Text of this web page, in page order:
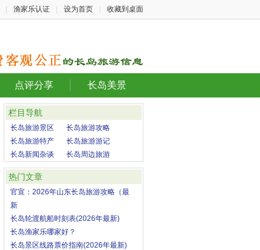
渔家乐认证 设为首页 收藏到桌面
点评分享 长岛美景
栏目导航
长岛旅游景区
长岛旅游攻略
长岛旅游特产
长岛旅游游记
长岛新闻杂谈
长岛周边旅游
热门文章
官宣：2026年山东长岛旅游攻略（最
新
长岛轮渡航船时刻表(2026年最新)
长岛渔家乐哪家好？
长岛景区线路票价指南(2026年最新)